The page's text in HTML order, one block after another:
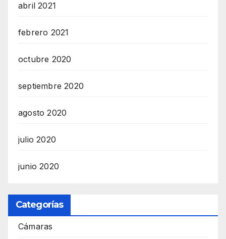
abril 2021
febrero 2021
octubre 2020
septiembre 2020
agosto 2020
julio 2020
junio 2020
Categorías
Cámaras